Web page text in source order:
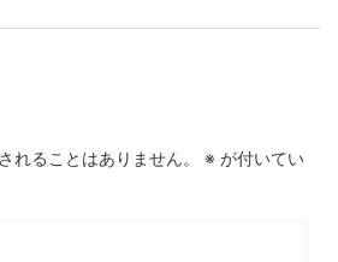
れることはありません。 ※ が付いてい